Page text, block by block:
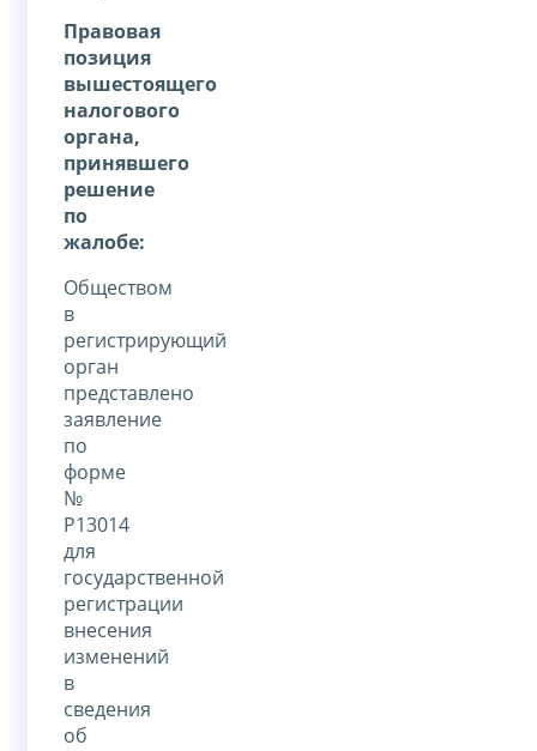
Правовая
позиция
вышестоящего
налогового
органа,
принявшего
решение
по
жалобе:
Обществом
в
регистрирующий
орган
представлено
заявление
по
форме
№
Р13014
для
государственной
регистрации
внесения
изменений
в
сведения
об